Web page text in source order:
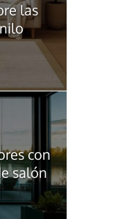
las
con
salón